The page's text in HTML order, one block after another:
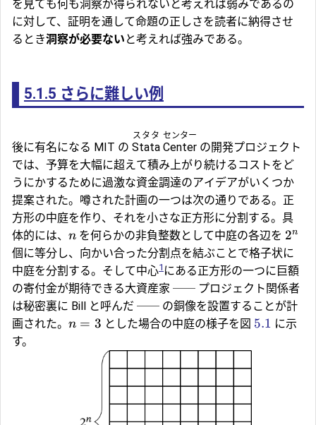
を見ても何も洞察が得られないと考えれば弱みであるの
に対して、証明を通して命題の正しさを読者に納得させ
るとき洞察が必要ない と考えれば強みである。
5.1.5 さらに難しい例
後に有名になる MIT の Stata
スタタ
Center
センター
の開発プロジェクト
では、予算を大幅に超えて積み上がり続けるコストをど
うにかするために過激な資金調達のアイデアがいくつか
提案された。噂された計画の一つは次の通りである。正
方形の中庭を作り、それを小さな正方形に分割する。具
体的には、 n を何らかの非負整数として中庭の各辺を 2n
個に等分し、向かい合った分割点を結ぶことで格子状に
中庭を分割する。そして中心1 にある正方形の一つに巨額
の寄付金が期待できる大資産家 ── プロジェクト関係者
は秘密裏に Bill と呼んだ ── の銅像を設置することが計
画された。 n = 3 とした場合の中庭の様子を図 5.1 に示
す。